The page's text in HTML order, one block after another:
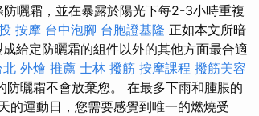
曬霜，並在暴露於陽光下每2-3小時重複
按摩 台中泡腳 台胞證基隆 正如本文所暗
給定防曬霜的組件以外的其他方面最合適
北 外燴 推薦 士林 撥筋 按摩課程 撥筋美容
防曬霜不會放棄您。 在最多下雨和腫脹的
的運動日，您需要感覺到唯一的燃燒受